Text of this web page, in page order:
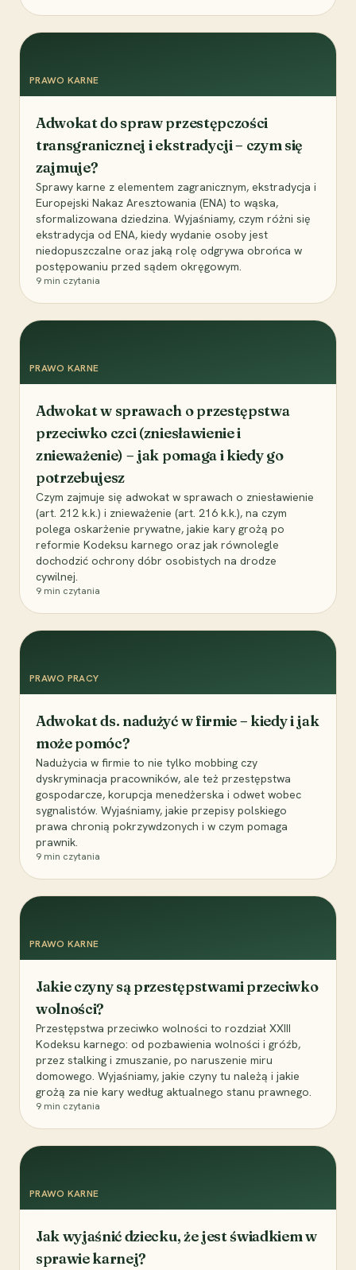
PRAWO KARNE
Adwokat do spraw przestępczości
transgranicznej i ekstradycji – czym się
zajmuje?
Sprawy karne z elementem zagranicznym, ekstradycja i
Europejski Nakaz Aresztowania (ENA) to wąska,
sformalizowana dziedzina. Wyjaśniamy, czym różni się
ekstradycja od ENA, kiedy wydanie osoby jest
niedopuszczalne oraz jaką rolę odgrywa obrońca w
postępowaniu przed sądem okręgowym.
9 min czytania
PRAWO KARNE
Adwokat w sprawach o przestępstwa
przeciwko czci (zniesławienie i
znieważenie) – jak pomaga i kiedy go
potrzebujesz
Czym zajmuje się adwokat w sprawach o zniesławienie
(art. 212 k.k.) i znieważenie (art. 216 k.k.), na czym
polega oskarżenie prywatne, jakie kary grożą po
reformie Kodeksu karnego oraz jak równolegle
dochodzić ochrony dóbr osobistych na drodze
cywilnej.
9 min czytania
PRAWO PRACY
Adwokat ds. nadużyć w firmie – kiedy i jak
może pomóc?
Nadużycia w firmie to nie tylko mobbing czy
dyskryminacja pracowników, ale też przestępstwa
gospodarcze, korupcja menedżerska i odwet wobec
sygnalistów. Wyjaśniamy, jakie przepisy polskiego
prawa chronią pokrzywdzonych i w czym pomaga
prawnik.
9 min czytania
PRAWO KARNE
Jakie czyny są przestępstwami przeciwko
wolności?
Przestępstwa przeciwko wolności to rozdział XXIII
Kodeksu karnego: od pozbawienia wolności i gróźb,
przez stalking i zmuszanie, po naruszenie miru
domowego. Wyjaśniamy, jakie czyny tu należą i jakie
grożą za nie kary według aktualnego stanu prawnego.
9 min czytania
PRAWO KARNE
Jak wyjaśnić dziecku, że jest świadkiem w
sprawie karnej?